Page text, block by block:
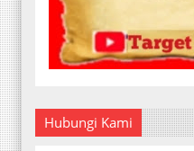
Hubungi Kami